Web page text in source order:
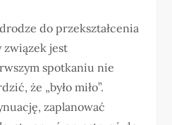
do przekształcenia
związek jest
spotkaniu nie
że „było miło”.
zaplanować